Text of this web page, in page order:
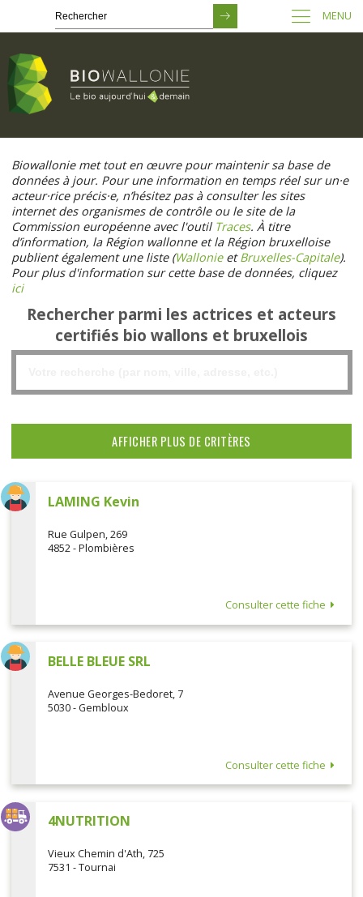
contenu
principal
MENU
Biowallonie met tout en œuvre pour maintenir sa base de
données à jour. Pour une information en temps réel sur un·e
acteur·rice précis·e, n’hésitez pas à consulter les sites
internet des organismes de contrôle ou le site de la
Commission européenne avec l'outil Traces. À titre
d’information, la Région wallonne et la Région bruxelloise
publient également une liste (WallonieetBruxelles-Capitale).
Pour plus d'information sur cette base de données, cliquez
ici
Rechercher parmi les actrices et acteurs
certifiés bio wallons et bruxellois
LAMING Kevin
Rue Gulpen, 269
4852 - Plombières
Consulter cette fiche
BELLE BLEUE SRL
Avenue Georges-Bedoret, 7
5030 - Gembloux
Consulter cette fiche
4NUTRITION
Vieux Chemin d'Ath, 725
7531 - Tournai
AFFICHER PLUS DE CRITÈRES